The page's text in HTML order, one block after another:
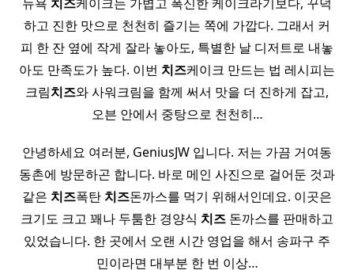
하고 진한 맛으로 천천히 즐기는 쪽에 가깝다. 그래서 커
피 한 잔 옆에 작게 잘라 놓아도, 특별한 날 디저트로 내놓
아도 만족도가 높다. 이번 치즈케이크 만드는 법 레시피는
크림치즈와 사워크림을 함께 써서 맛을 더 진하게 잡고,
오븐 안에서 중탕으로 천천히…
안녕하세요 여러분, GeniusJW 입니다. 저는 가끔 거여동
동촌에 방문하곤 합니다. 바로 메인 사진으로 걸어둔 것과
같은 치즈폭탄치즈돈까스를 먹기 위해서인데요. 이곳은
크기도 크고 꽤나 두툼한 경양식 치즈 돈까스를 판매하고
있었습니다. 한 곳에서 오랜 시간 영업을 해서 송파구 주
민이라면 대부분 한 번 이상…